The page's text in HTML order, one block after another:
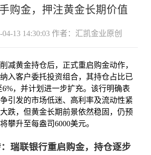
购金，押注黄金长期价值
13 14:30:03 作者：汇凯金业原创
减黄金持仓后，正式重启购金动作，
入客户委托投资组合，其持仓占比已
6%，并计划进一步扩充。该行明确表
引发的市场低迷、高利率及流动性紧
跌，但黄金长期前景依然稳固，仍预
攀升至每盎司6000美元。
瑞联银行重启购金，持仓逐步